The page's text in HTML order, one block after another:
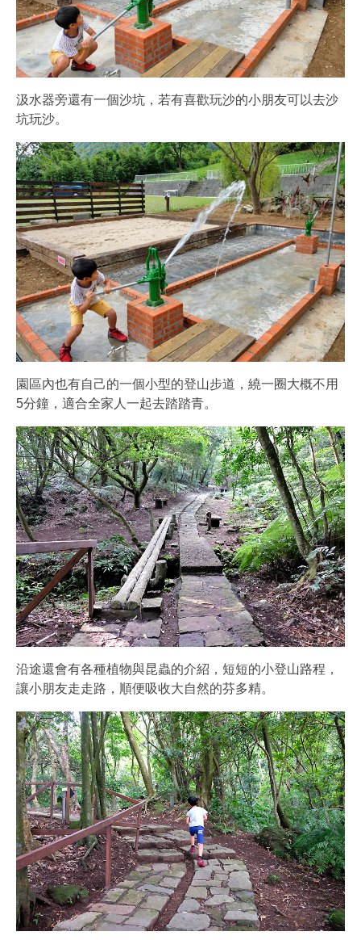
汲水器旁還有一個沙坑，若有喜歡玩沙的小朋友可以去沙
坑玩沙。
園區內也有自己的一個小型的登山步道，繞一圈大概不用
5分鐘，適合全家人一起去踏踏青。
沿途還會有各種植物與昆蟲的介紹，短短的小登山路程，
讓小朋友走走路，順便吸收大自然的芬多精。